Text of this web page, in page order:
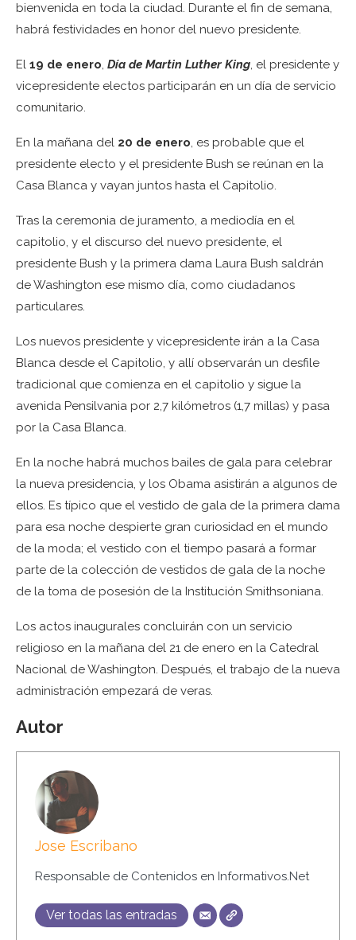
bienvenida en toda la ciudad. Durante el fin de semana,
habrá festividades en honor del nuevo presidente.
El 19 de enero, Día de Martin Luther King, el presidente y
vicepresidente electos participarán en un día de servicio
comunitario.
En la mañana del 20 de enero, es probable que el
presidente electo y el presidente Bush se reúnan en la
Casa Blanca y vayan juntos hasta el Capitolio.
Tras la ceremonia de juramento, a mediodía en el
capitolio, y el discurso del nuevo presidente, el
presidente Bush y la primera dama Laura Bush saldrán
de Washington ese mismo día, como ciudadanos
particulares.
Los nuevos presidente y vicepresidente irán a la Casa
Blanca desde el Capitolio, y allí observarán un desfile
tradicional que comienza en el capitolio y sigue la
avenida Pensilvania por 2,7 kilómetros (1,7 millas) y pasa
por la Casa Blanca.
En la noche habrá muchos bailes de gala para celebrar
la nueva presidencia, y los Obama asistirán a algunos de
ellos. Es típico que el vestido de gala de la primera dama
para esa noche despierte gran curiosidad en el mundo
de la moda; el vestido con el tiempo pasará a formar
parte de la colección de vestidos de gala de la noche
de la toma de posesión de la Institución Smithsoniana.
Los actos inaugurales concluirán con un servicio
religioso en la mañana del 21 de enero en la Catedral
Nacional de Washington. Después, el trabajo de la nueva
administración empezará de veras.
Autor
Jose Escribano
Responsable de Contenidos en Informativos.Net
Ver todas las entradas